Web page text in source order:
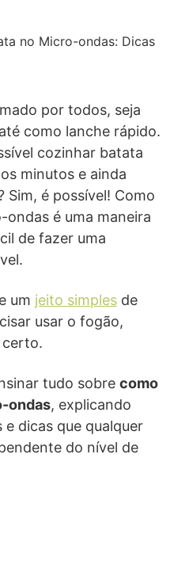
no Micro-ondas: Dicas
por todos, seja
como lanche rápido.
cozinhar batata
minutos e ainda
Sim, é possível! Como
é uma maneira
de fazer uma
um jeito simples de
usar o fogão,
certo.
tudo sobre como
ondas, explicando
dicas que qualquer
do nível de